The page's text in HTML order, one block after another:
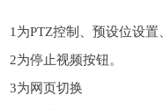
1为PTZ控制、预设位设置
2为停止视频按钮。
3为网页切换